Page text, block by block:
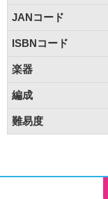
JANコード
ISBNコード
楽器
編成
難易度